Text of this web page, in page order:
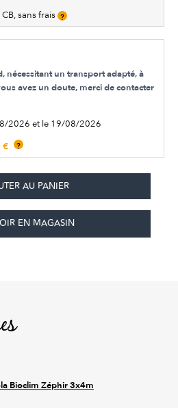
CB, sans frais ?
nécessitant un transport adapté, à
avez un doute, merci de contacter
2026 et le 19/08/2026
€ ?
EN MAGASIN
Bioclim Zéphir 3x4m